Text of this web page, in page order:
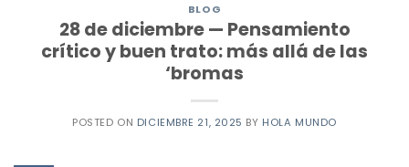
BLOG
28 de diciembre — Pensamiento
crítico y buen trato: más allá de las
‘bromas
POSTED ON DICIEMBRE 21, 2025 BY HOLA MUNDO